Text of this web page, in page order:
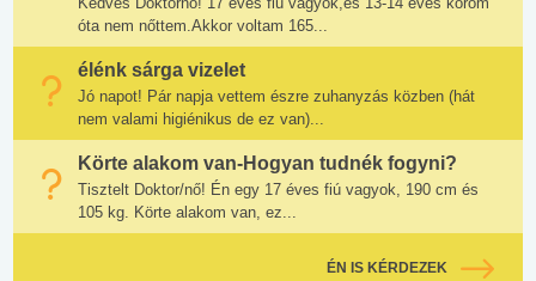
óta nem nőttem.Akkor voltam 165...
élénk sárga vizelet
Jó napot! Pár napja vettem észre zuhanyzás közben (hát
nem valami higiénikus de ez van)...
Körte alakom van-Hogyan tudnék fogyni?
Tisztelt Doktor/nő! Én egy 17 éves fiú vagyok, 190 cm és
105 kg. Körte alakom van, ez...
ÉN IS KÉRDEZEK